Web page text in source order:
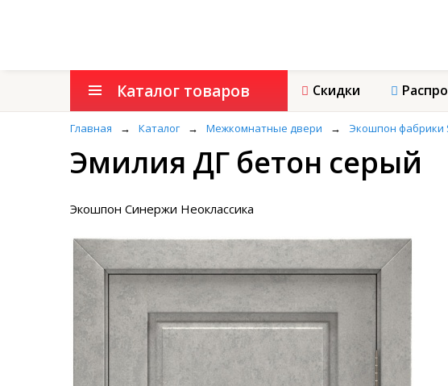
Каталог товаров Скидки
Главная → Каталог → Межкомнатные двери → Экошпон фабрики
Эмилия ДГ бетон серый
Экошпон Синержи Неоклассика